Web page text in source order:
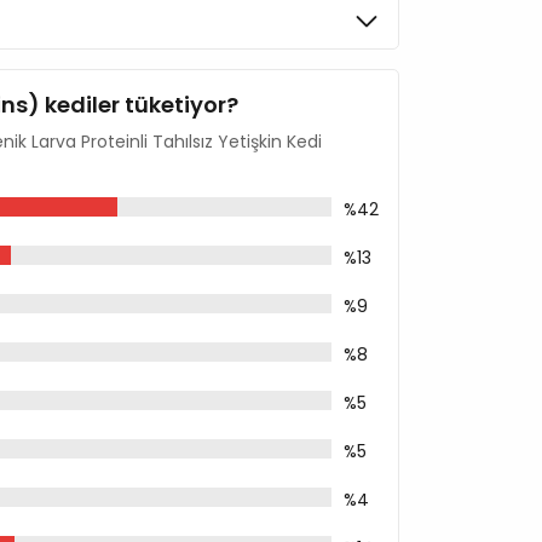
kediler tüketiyor?
Larva Proteinli Tahılsız Yetişkin Kedi
%42
%13
%9
%8
%5
%5
%4